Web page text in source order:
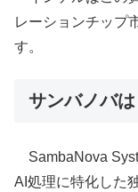
レーションチップ
す。
サンバノバ
SambaNova
AI処理に特化した